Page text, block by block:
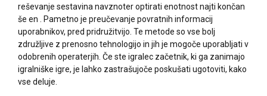
reševanje sestavina navznoter optirati enotnost najti končan
še en . Pametno je preučevanje povratnih informacij
uporabnikov, pred pridružitvijo. Te metode so vse bolj
združljive z prenosno tehnologijo in jih je mogoče uporabljati v
odobrenih operaterjih. Če ste igralec začetnik, ki ga zanimajo
igralniške igre, je lahko zastrašujoče poskušati ugotoviti, kako
vse deluje.